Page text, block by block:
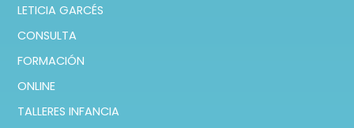
LETICIA GARCÉS
CONSULTA
FORMACIÓN
ONLINE
TALLERES INFANCIA